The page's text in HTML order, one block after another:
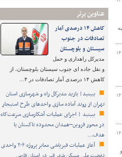
عناوین برتر
کاهش ۱۴ درصدی آمار
تصادفات در جنوب
سیستان و بلوچستان
مدیرکل راهداری و حمل
و نقل جاده ای جنوب سیستان بلوچستان، از
کاهش ۱۴ درصدی آمار تصادفات در ۴…
ببینید| بازید مدیرکل راه و شهرسازی استان
تهران از روند آماده سازی واحدهای طرح استیجار
ببینید | اجرای عملیات آشکارسازی سرعت‌کاه
در محور قزوین–همدان محدوده تاکستان با
هدف…
آعاز عملیات قیرپاشی معابر پروژه ۲۰۶ واحدی